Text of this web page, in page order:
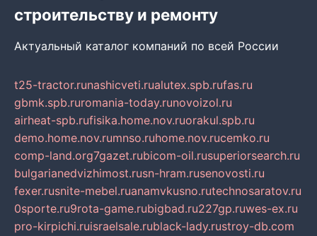
строительству и ремонту
Актуальный каталог компаний по всей России
t25-tractor.runashicveti.rualutex.spb.rufas.ru
gbmk.spb.ruromania-today.runovoizol.ru
airheat-spb.rufisika.home.nov.ruorakul.spb.ru
demo.home.nov.rumnso.ruhome.nov.rucemko.ru
comp-land.org7gazet.rubicom-oil.rusuperiorsearch.ru
bulgarianedvizhimost.rusn-hram.rusenovosti.ru
fexer.rusnite-mebel.ruanamvkusno.rutechnosaratov.ru
0sporte.ru9rota-game.rubigbad.ru227gp.ruwes-ex.ru
pro-kirpichi.ruisraelsale.rublack-lady.rustroy-db.com